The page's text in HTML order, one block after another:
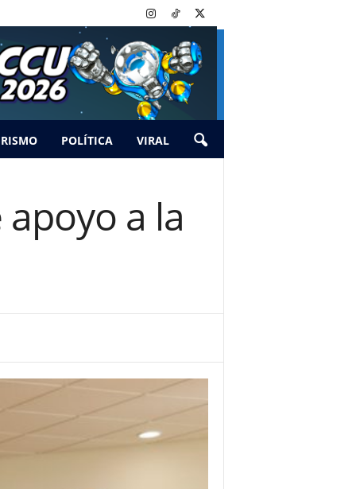
POLÍTICA VIRAL
apoyo a la